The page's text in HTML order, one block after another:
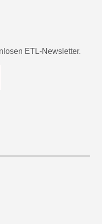
ETL-Newsletter.